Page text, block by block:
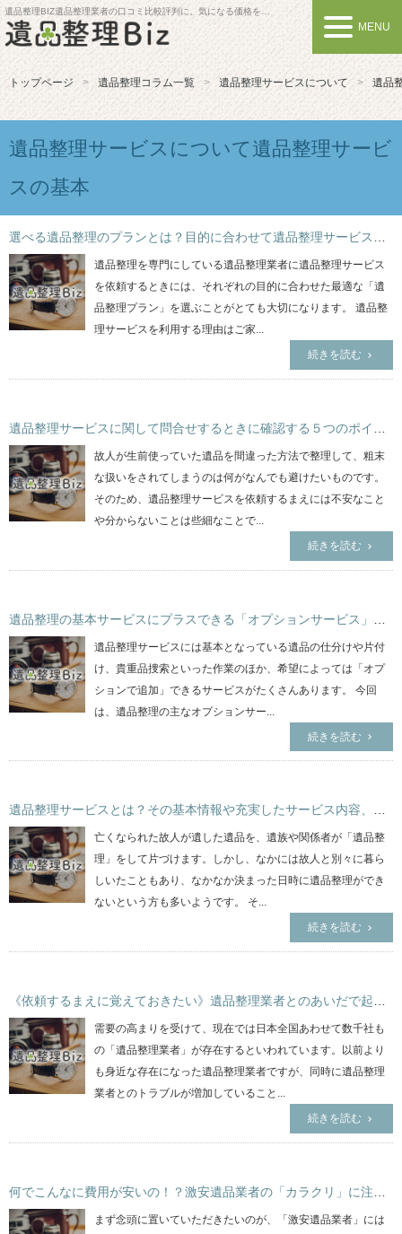
遺品整理BIZ遺品整理業者の口コミ比較評判に。気になる価格を比較しよう
MENU
トップページ 遺品整理コラム一覧 遺品整理サービスについて 遺品
遺品整理サービスについて遺品整理サービ
スの基本
遺品整理を専門にしている遺品整理業者に遺品整理サービス
を依頼するときには、それぞれの目的に合わせた最適な「遺
品整理プラン」を選ぶことがとても大切になります。 遺品整
理サービスを利用する理由はご家...
続きを読む
故人が生前使っていた遺品を間違った方法で整理して、粗末
な扱いをされてしまうのは何がなんでも避けたいものです。
そのため、遺品整理サービスを依頼するまえには不安なこと
や分からないことは些細なことで...
続きを読む
遺品整理サービスには基本となっている遺品の仕分けや片付
け、貴重品捜索といった作業のほか、希望によっては「オプ
ションで追加」できるサービスがたくさんあります。 今回
は、遺品整理の主なオプションサー...
続きを読む
遺品整理サービスとは？その基本情報や充実したサービス内容、初めて利用するときの主な流れについて一挙ご紹介します！
亡くなられた故人が遺した遺品を、遺族や関係者が「遺品整
理」をして片づけます。しかし、なかには故人と別々に暮ら
しいたこともあり、なかなか決まった日時に遺品整理ができ
ないという方も多いようです。 そ...
続きを読む
《依頼するまえに覚えておきたい》遺品整理業者とのあいだで起こりやすいトラブルとは
需要の高まりを受けて、現在では日本全国あわせて数千社も
の「遺品整理業者」が存在するといわれています。以前より
も身近な存在になった遺品整理業者ですが、同時に遺品整理
業者とのトラブルが増加していること...
続きを読む
まず念頭に置いていただきたいのが、「激安遺品業者」には